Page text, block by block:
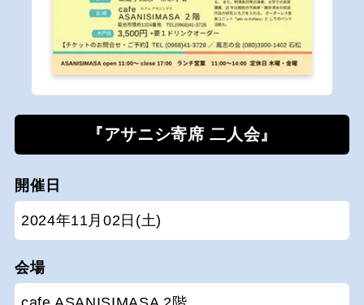
『アサニシ寄席 二人会』
開催日
2024年11月02日(土)
会場